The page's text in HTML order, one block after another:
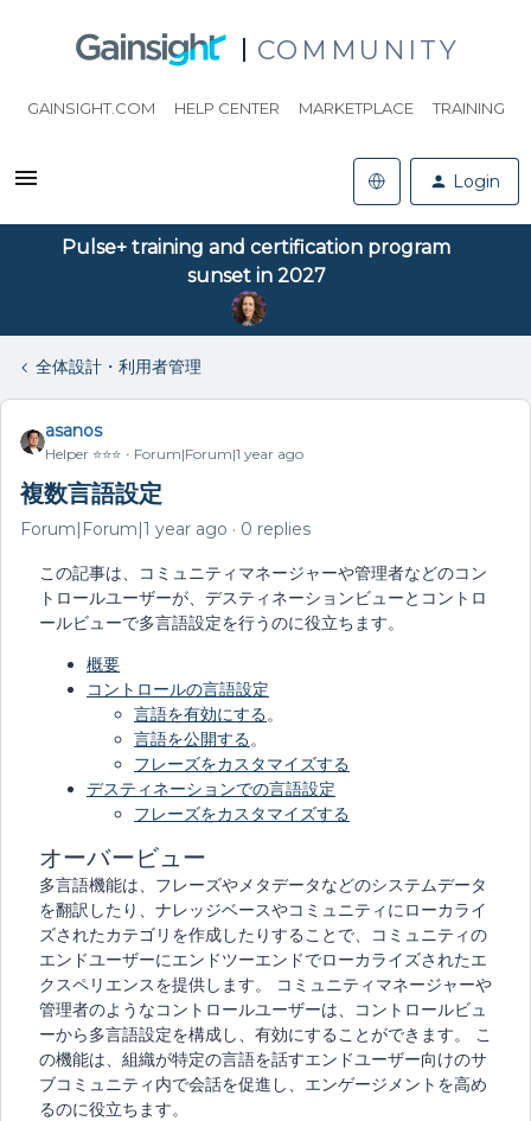
COMMUNITY
GAINSIGHT.COM HELP CENTER MARKETPLACE TRAINING
Login
Pulse+ training and certification program
sunset in 2027
全体設計・利用者管理
asanos
Helper ⭐️⭐️⭐️ Forum|Forum|1 year ago
複数言語設定
Forum|Forum|1 year ago 0 replies
この記事は、コミュニティマネージャーや管理者などのコン
トロールユーザーが、デスティネーションビューとコントロ
ールビューで多言語設定を行うのに役立ちます。
概要
コントロールの言語設定
言語を有効にする。
言語を公開する。
フレーズをカスタマイズする
デスティネーションでの言語設定
フレーズをカスタマイズする
オーバービュー
多言語機能は、フレーズやメタデータなどのシステムデータ
を翻訳したり、ナレッジベースやコミュニティにローカライ
ズされたカテゴリを作成したりすることで、コミュニティの
エンドユーザーにエンドツーエンドでローカライズされたエ
クスペリエンスを提供します。 コミュニティマネージャーや
管理者のようなコントロールユーザーは、コントロールビュ
ーから多言語設定を構成し、有効にすることができます。 こ
の機能は、組織が特定の言語を話すエンドユーザー向けのサ
ブコミュニティ内で会話を促進し、エンゲージメントを高め
るのに役立ちます。